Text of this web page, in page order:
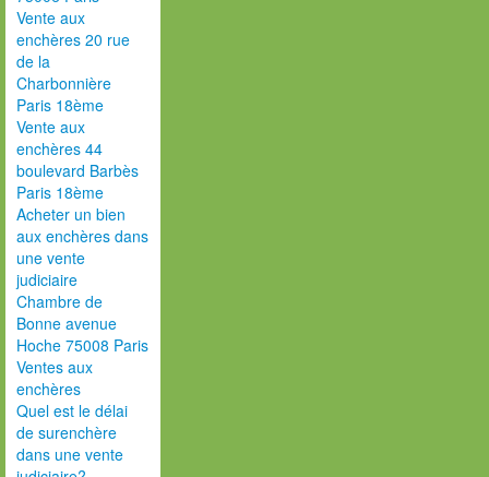
Vente aux
enchères 20 rue
de la
Charbonnière
Paris 18ème
Vente aux
enchères 44
boulevard Barbès
Paris 18ème
Acheter un bien
aux enchères dans
une vente
judiciaire
Chambre de
Bonne avenue
Hoche 75008 Paris
Ventes aux
enchères
Quel est le délai
de surenchère
dans une vente